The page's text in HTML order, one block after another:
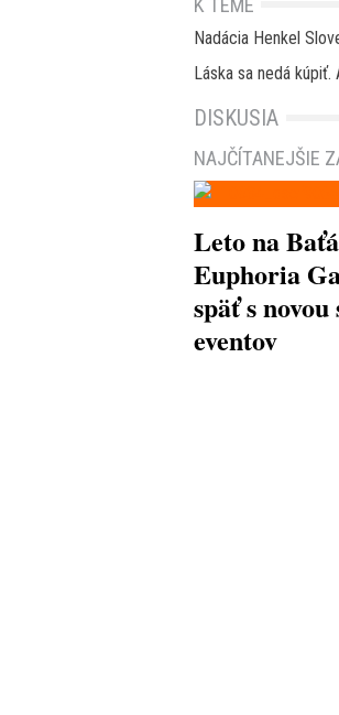
K TÉME
Nadácia Henkel
Láska sa nedá
DISKUSIA
NAJČÍTANEJŠIE
Leto na
Euphoria
späť s
eventov